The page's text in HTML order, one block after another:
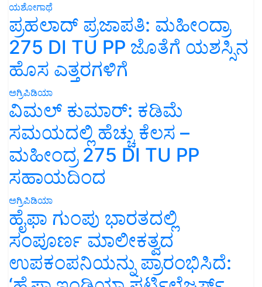
ಯಶೋಗಾಥೆ
ಪ್ರಹಲಾದ್ ಪ್ರಜಾಪತಿ: ಮಹೀಂದ್ರಾ
275 DI TU PP ಜೊತೆಗೆ ಯಶಸ್ಸಿನ
ಹೊಸ ಎತ್ತರಗಳಿಗೆ
ಅಗ್ರಿಪಿಡಿಯಾ
ವಿಮಲ್ ಕುಮಾರ್: ಕಡಿಮೆ
ಸಮಯದಲ್ಲಿ ಹೆಚ್ಚು ಕೆಲಸ –
ಮಹೀಂದ್ರ 275 DI TU PP
ಸಹಾಯದಿಂದ
ಅಗ್ರಿಪಿಡಿಯಾ
ಹೈಫಾ ಗುಂಪು ಭಾರತದಲ್ಲಿ
ಸಂಪೂರ್ಣ ಮಾಲೀಕತ್ವದ
ಉಪಕಂಪನಿಯನ್ನು ಪ್ರಾರಂಭಿಸಿದೆ: